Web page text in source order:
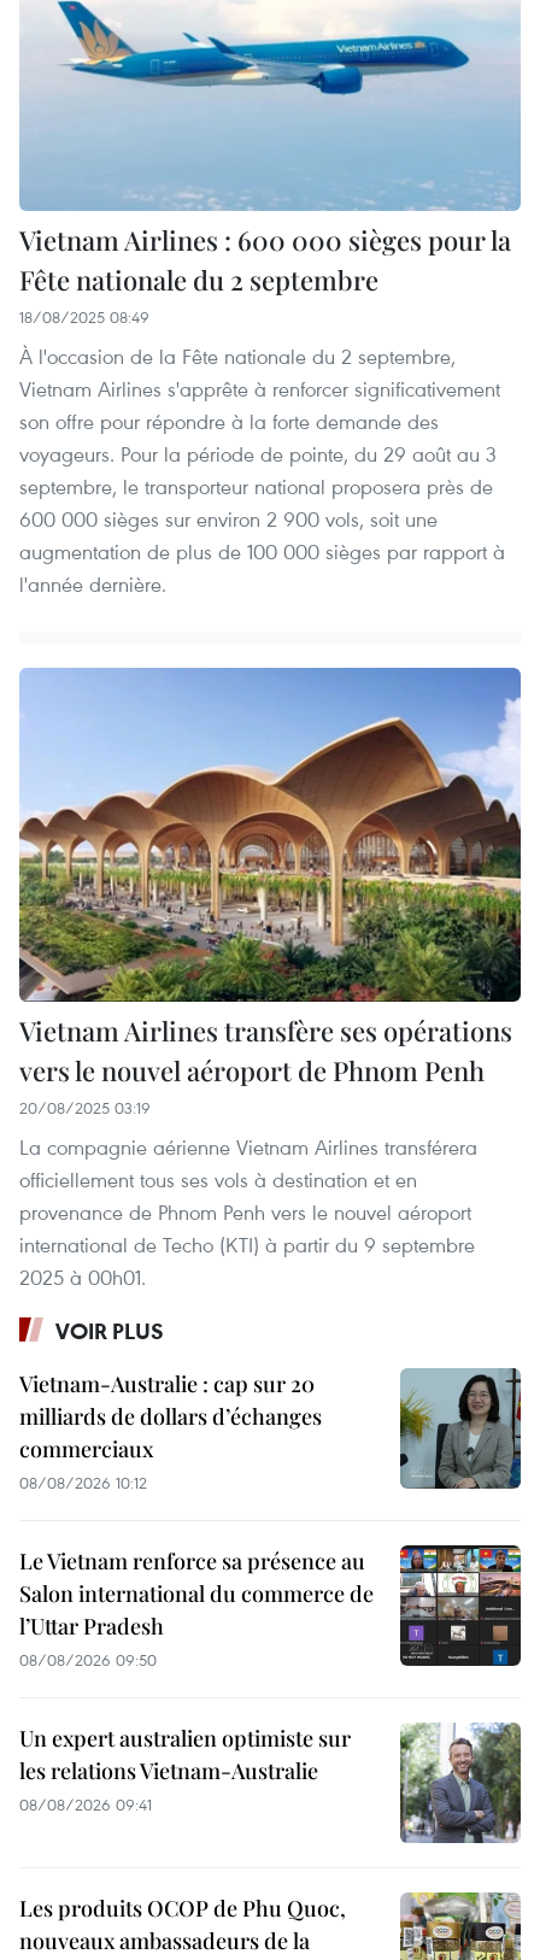
Vietnam Airlines : 600 000 sièges pour la
Fête nationale du 2 septembre
18/08/2025 08:49
À l'occasion de la Fête nationale du 2 septembre,
Vietnam Airlines s'apprête à renforcer significativement
son offre pour répondre à la forte demande des
voyageurs. Pour la période de pointe, du 29 août au 3
septembre, le transporteur national proposera près de
600 000 sièges sur environ 2 900 vols, soit une
augmentation de plus de 100 000 sièges par rapport à
l'année dernière.
Vietnam Airlines transfère ses opérations
vers le nouvel aéroport de Phnom Penh
20/08/2025 03:19
La compagnie aérienne Vietnam Airlines transférera
officiellement tous ses vols à destination et en
provenance de Phnom Penh vers le nouvel aéroport
international de Techo (KTI) à partir du 9 septembre
2025 à 00h01.
VOIR PLUS
Vietnam-Australie : cap sur 20
milliards de dollars d’échanges
commerciaux
08/08/2026 10:12
Le Vietnam renforce sa présence au
Salon international du commerce de
l’Uttar Pradesh
08/08/2026 09:50
Un expert australien optimiste sur
les relations Vietnam-Australie
08/08/2026 09:41
Les produits OCOP de Phu Quoc,
nouveaux ambassadeurs de la